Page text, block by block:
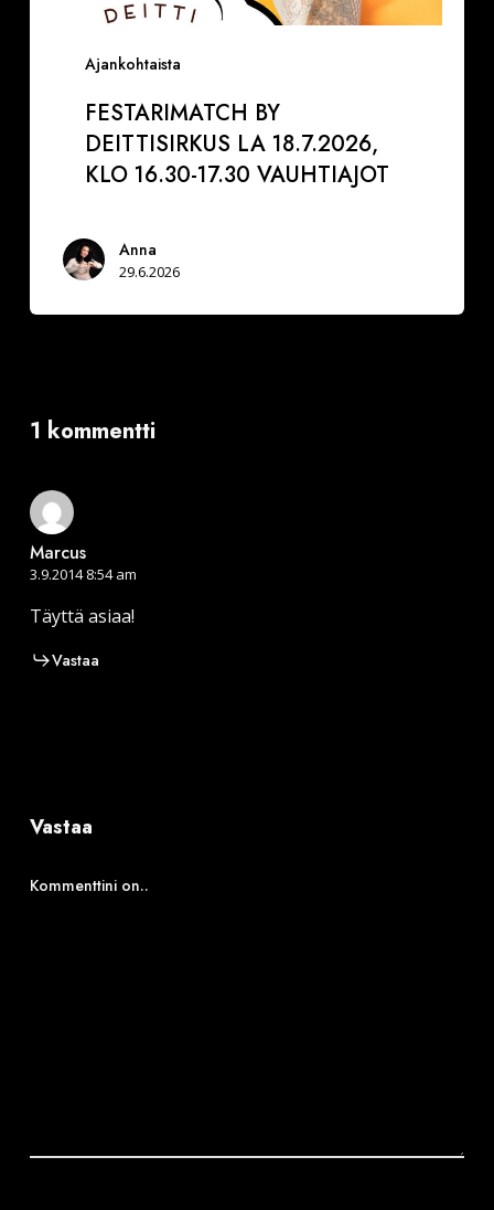
Ajankohtaista
FESTARIMATCH BY
DEITTISIRKUS LA 18.7.2026,
KLO 16.30-17.30 VAUHTIAJOT
Anna
29.6.2026
1 kommentti
Marcus
3.9.2014 8:54 am
Täyttä asiaa!
Vastaa
Vastaa
Kommenttini on..